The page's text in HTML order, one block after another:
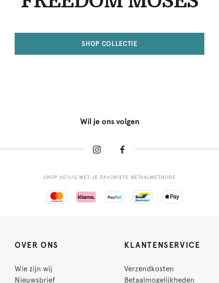
SHOP COLLECTIE
Wil je ons volgen
SHOP VEILIG MET JE FAVORIETE BETAALMETHODE
OVER ONS
Wie zijn wij
Nieuwsbrief
KLANTENSERVICE
Verzendkosten
Betaalmogelijkheden